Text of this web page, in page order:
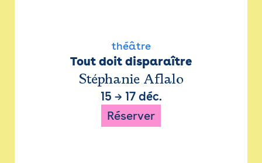
théâtre
Tout doit disparaître
Stéphanie Aflalo
15 → 17 déc.
Réserver